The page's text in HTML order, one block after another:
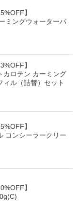
】
ミングウォーターパ
】
カロテン カーミング
ィル（詰替）セット
】
コンシーラークリー
】